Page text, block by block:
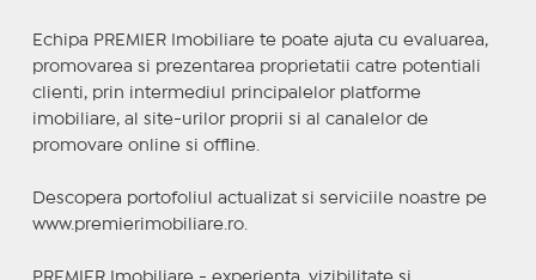
Echipa PREMIER Imobiliare te poate ajuta cu evaluarea,
promovarea si prezentarea proprietatii catre potentiali
clienti, prin intermediul principalelor platforme
imobiliare, al site-urilor proprii si al canalelor de
promovare online si offline.
Descopera portofoliul actualizat si serviciile noastre pe
www.premierimobiliare.ro.